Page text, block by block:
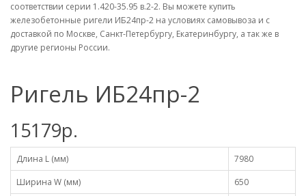
соответствии серии 1.420-35.95 в.2-2. Вы можете купить
железобетонные ригели ИБ24пр-2 на условиях самовывоза и с
доставкой по Москве, Санкт-Петербургу, Екатеринбургу, а так же в
другие регионы России.
Ригель ИБ24пр-2
15179р.
Длина L (мм)
7980
Ширина W (мм)
650